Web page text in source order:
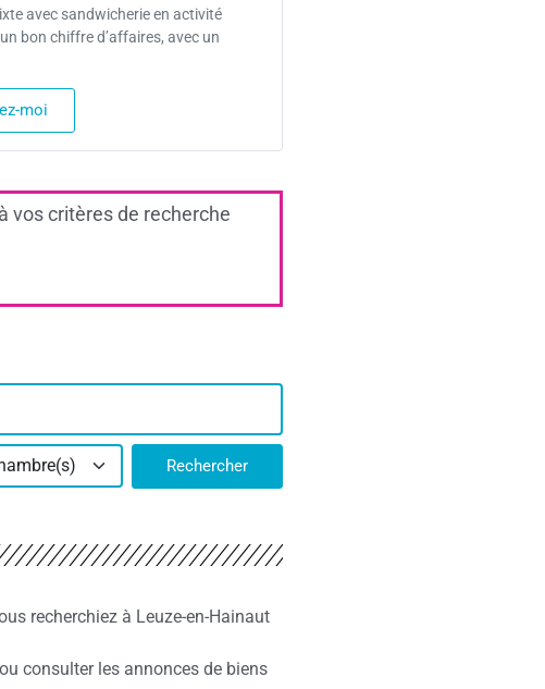
avec sandwicherie en activité
bon chiffre d’affaires, avec un
moi
vos critères de recherche
Rechercher
recherchiez à Leuze-en-Hainaut
consulter les annonces de biens